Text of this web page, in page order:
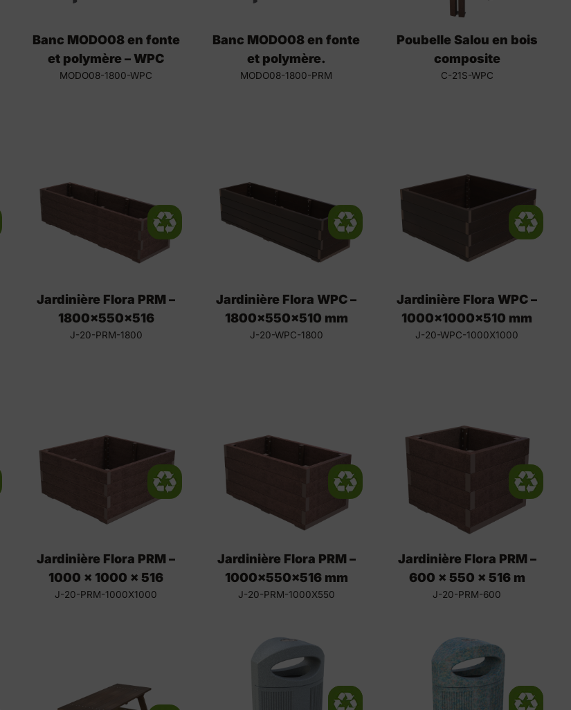
Banc MODO08 en fonte
et polymère – WPC
MODO08-1800-WPC
Banc MODO08 en fonte
et polymère.
MODO08-1800-PRM
Poubelle Salou en bois
composite
C-21S-WPC
Jardinière Flora PRM –
1800x550x516
J-20-PRM-1800
Jardinière Flora WPC –
1800x550x510 mm
J-20-WPC-1800
Jardinière Flora WPC –
1000x1000x510 mm
J-20-WPC-1000X1000
Jardinière Flora PRM –
1000 x 1000 x 516
J-20-PRM-1000X1000
Jardinière Flora PRM –
1000x550x516 mm
J-20-PRM-1000X550
Jardinière Flora PRM –
600 x 550 x 516 m
J-20-PRM-600